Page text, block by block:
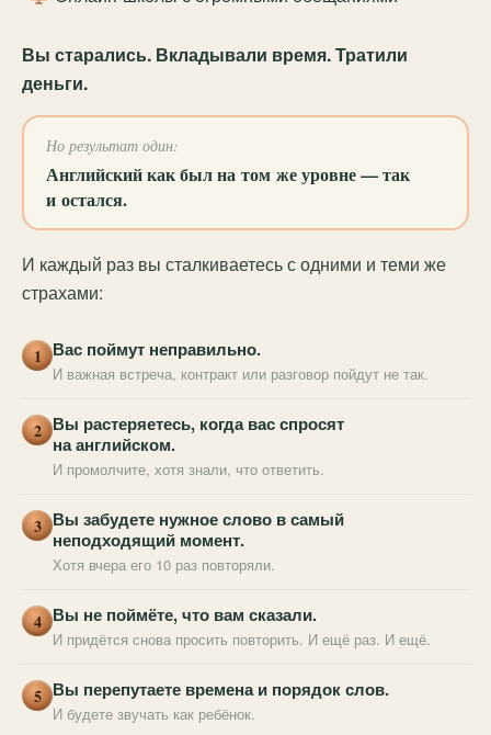
Вы старались. Вкладывали время. Тратили
деньги.
Но результат один:
Английский как был на том же уровне — так
и остался.
И каждый раз вы сталкиваетесь с одними и теми же
страхами:
1 Вас поймут неправильно.
И важная встреча, контракт или разговор пойдут не так.
2 Вы растеряетесь, когда вас спросят
на английском.
И промолчите, хотя знали, что ответить.
3 Вы забудете нужное слово в самый
неподходящий момент.
Хотя вчера его 10 раз повторяли.
4 Вы не поймёте, что вам сказали.
И придётся снова просить повторить. И ещё раз. И ещё.
5 Вы перепутаете времена и порядок слов.
И будете звучать как ребёнок.